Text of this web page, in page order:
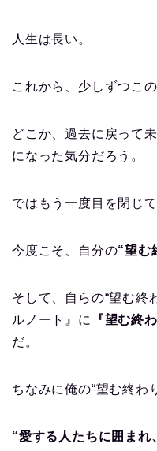
人生は長い。
これから、少しずつこ
どこか、過去に戻って
になった気分だろう。
ではもう一度目を閉じ
今度こそ、自分の“望む
そして、自らの“望む終
ルノート』に
『望む終
だ。
ちなみに俺の“望む終わ
“愛する人たちに囲まれ